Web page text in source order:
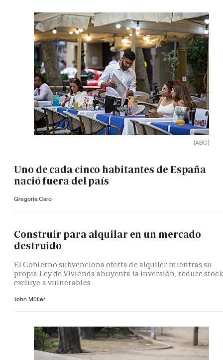
(ABC)
Uno de cada cinco habitantes de España
nació fuera del país
Gregoria Caro
Construir para alquilar en un mercado
destruido
El Gobierno subvenciona oferta de alquiler mientras su
propia Ley de Vivienda ahuyenta la inversión, reduce
excluye a vulnerables
John Müller